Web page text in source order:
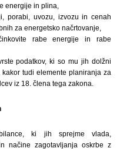
energije in plina,
porabi, uvozu, izvozu in cenah
za energetsko načrtovanje,
rabe energije in rabe
podatkov, ki so mu jih dolžni
tudi elemente planiranja za
iz 18. člena tega zakona.
ki jih sprejme vlada,
načine zagotavljanja oskrbe z